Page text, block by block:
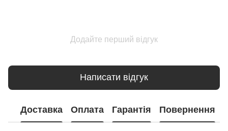
Додайте перший відгук
Написати відгук
Доставка Оплата Гарантія Повернення